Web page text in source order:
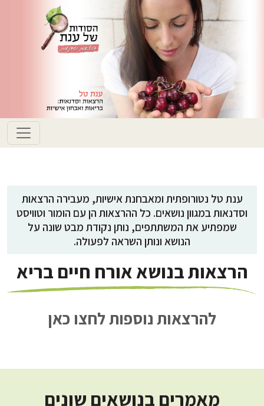
ענת טל נטורופתית ומאבחנת אישיות, מעבירה הרצאות
וסדנאות במגוון נושאים. כל ההרצאות הן עם הומור וטוויסט
שמפתיע את המשתתפים, נותן נקודת מבט שונה על
הנושא ונותן השראה לפעולה.
הרצאות בנושא אורח חיים בריא
להרצאות נוספות לחצו כאן
מאמרים בנושאים שונים